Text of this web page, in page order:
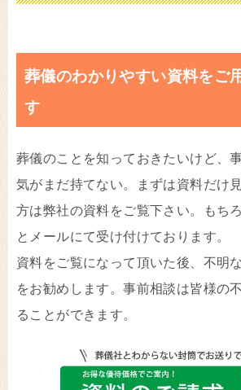
葬儀のわかりやすい資料をご
す
葬儀のことを知っておきたいけど、
気がまだ持てない。まずは資料だけ
方は弊社の資料をご覧下さい。もち
とメールにて受け付けております。
資料をご覧になって頂いた後、不明
をお勧めします。事前相談は皆様の
ることができます。